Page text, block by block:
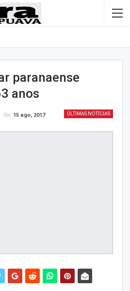
paranaense
anos
ÚLTIMAS NOTÍCIAS
On 15 ago, 2017